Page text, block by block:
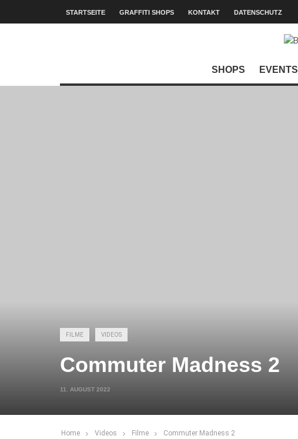
STARTSEITE GRAFFITI SHOPS KONTAKT DATENSCHUTZ
SHOPS EVENTS
FILME VIDEOS
Commuter Madness 2
11. AUGUST 2022
Home Videos Filme Commuter Madness 2